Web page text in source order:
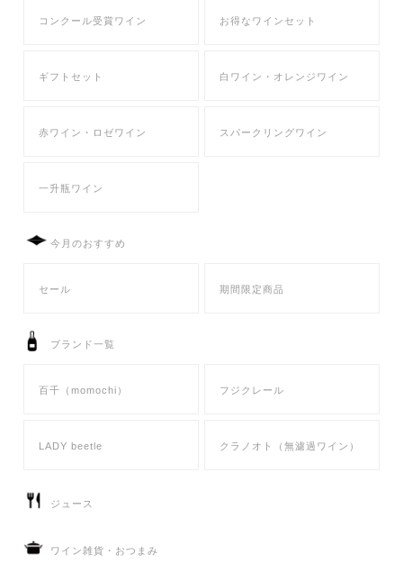
ギフト包装・袋
お問い合わせ
コンクール受賞ワイン お得なワインセット
ギフトセット 白ワイン・オレンジワイン
赤ワイン・ロゼワイン スパークリングワイン
一升瓶ワイン
今月のおすすめ
セール 期間限定商品
ブランド一覧
百千（momochi） フジクレール
LADY beetle クラノオト（無濾過ワイン）
ジュース
ワイン雑貨・おつまみ